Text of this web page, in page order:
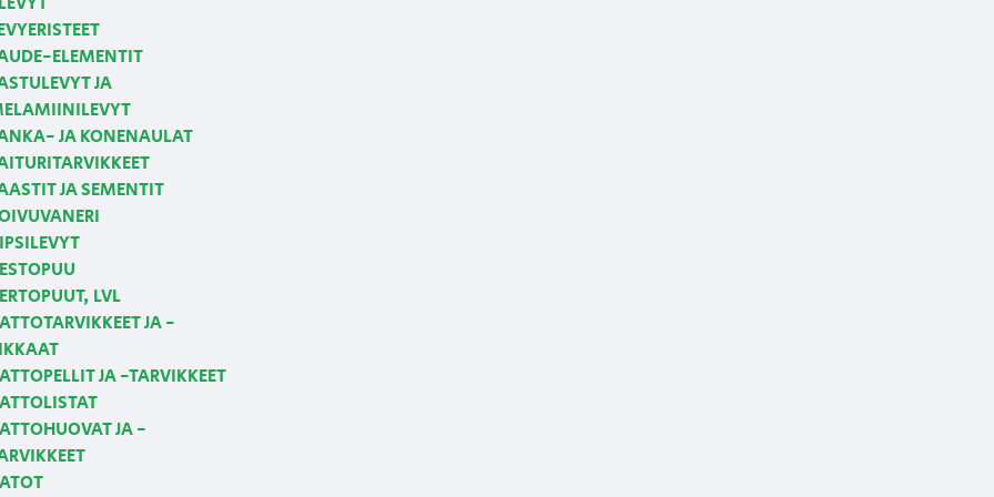
ELEMENTIT
JA
JA KONENAULAT
JA SEMENTIT
LVL
JA -
JA -TARVIKKEET
JA -